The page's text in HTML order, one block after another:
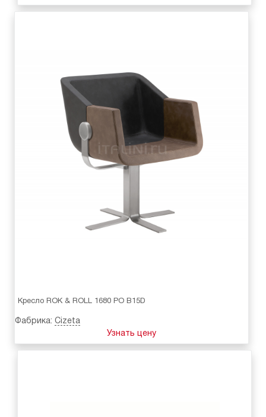
Кресло ROK & ROLL 1680 PO B15D
Фабрика: Cizeta
Узнать цену